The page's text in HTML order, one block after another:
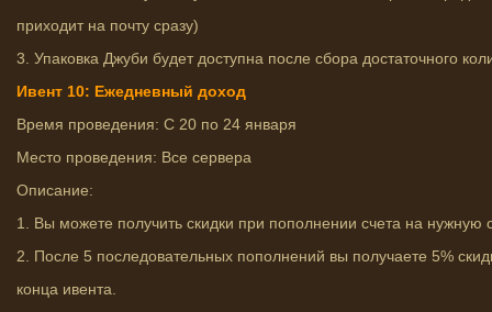
приходит на почту сразу)
3. Упаковка Джуби будет доступна после сбора достаточного
Ивент 10: Ежедневный доход
Время проведения: С 20 по 24 января
Место проведения: Все сервера
Описание:
1. Вы можете получить скидки при пополнении счета на нужную
2. После 5 последовательных пополнений вы получаете 5%
конца ивента.